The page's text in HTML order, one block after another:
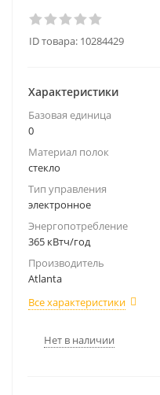
ID товара: 10284429
Характеристики
Базовая единица
0
Материал полок
стекло
Тип управления
электронное
Энергопотребление
365 кВтч/год
Производитель
Atlanta
Все характеристики
Нет в наличии